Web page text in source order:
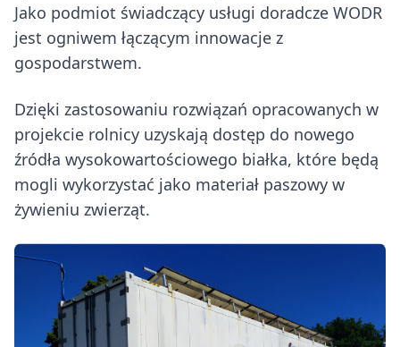
Jako podmiot świadczący usługi doradcze WODR
jest ogniwem łączącym innowacje z
gospodarstwem.
Dzięki zastosowaniu rozwiązań opracowanych w
projekcie rolnicy uzyskają dostęp do nowego
źródła wysokowartościowego białka, które będą
mogli wykorzystać jako materiał paszowy w
żywieniu zwierząt.